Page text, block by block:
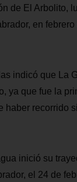
de El Arbolito,
en
indicó que La
ya que fue la
haber recorrido
inició su
el 24 de